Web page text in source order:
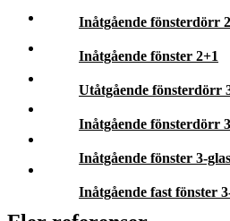
Inåtgående fönsterdörr
Inåtgående fönster 2+1
Utåtgående fönsterdörr
Inåtgående fönsterdörr
Inåtgående fönster 3-glas
Inåtgående fast fönster